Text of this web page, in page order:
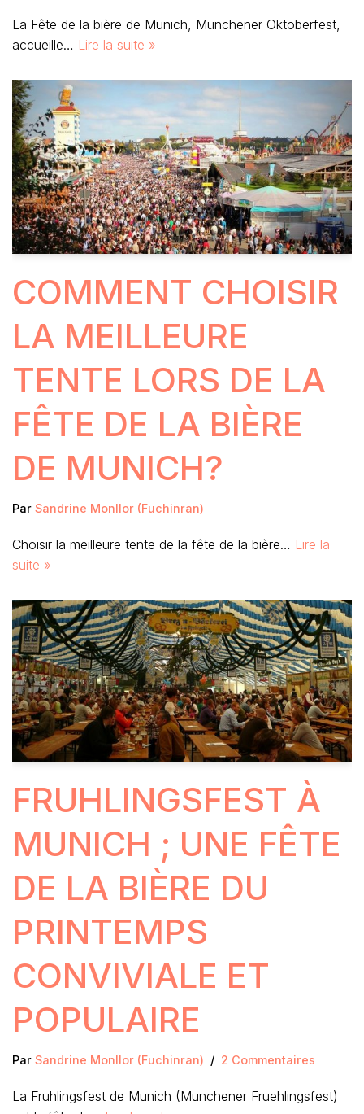
La Fête de la bière de Munich, Münchener Oktoberfest,
accueille… Lire la suite »
COMMENT CHOISIR
LA MEILLEURE
TENTE LORS DE LA
FÊTE DE LA BIÈRE
DE MUNICH?
Par Sandrine Monllor (Fuchinran)
Choisir la meilleure tente de la fête de la bière… Lire la
suite »
FRUHLINGSFEST À
MUNICH ; UNE FÊTE
DE LA BIÈRE DU
PRINTEMPS
CONVIVIALE ET
POPULAIRE
Par Sandrine Monllor (Fuchinran) 2 Commentaires
La Fruhlingsfest de Munich (Munchener Fruehlingsfest)